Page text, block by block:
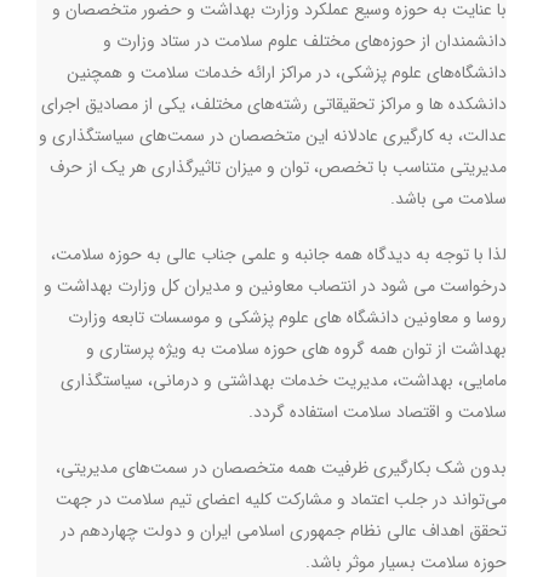
با عنایت به حوزه وسیع عملکرد وزارت بهداشت و حضور متخصصان و
دانشمندان از حوزه‌های مختلف علوم سلامت در ستاد وزارت و
دانشگاه‌های علوم پزشکی، در مراکز ارائه خدمات سلامت و همچنین
دانشکده ها و مراکز تحقیقاتی رشته‌های مختلف، یکی از مصادیق اجرای
عدالت، به کارگیری عادلانه این متخصصان در سمت‌های سیاستگذاری و
مدیریتی متناسب با تخصص، توان و میزان تاثیرگذاری هر یک از حرف
سلامت می باشد.
لذا با توجه به دیدگاه همه جانبه و علمی جناب عالی به حوزه سلامت،
درخواست می شود در انتصاب معاونین و مدیران کل وزارت بهداشت و
روسا و معاونین دانشگاه های علوم پزشکی و موسسات تابعه وزارت
بهداشت از توان همه گروه های حوزه سلامت به ویژه پرستاری و
مامایی، بهداشت، مدیریت خدمات بهداشتی و درمانی، سیاستگذاری
سلامت و اقتصاد سلامت استفاده گردد.
بدون شک بکارگیری ظرفیت همه متخصصان در سمت‌های مدیریتی،
می‌تواند در جلب اعتماد و مشارکت کلیه اعضای تیم سلامت در جهت
تحقق اهداف عالی نظام جمهوری اسلامی ایران و دولت چهاردهم در
حوزه سلامت بسیار موثر باشد.